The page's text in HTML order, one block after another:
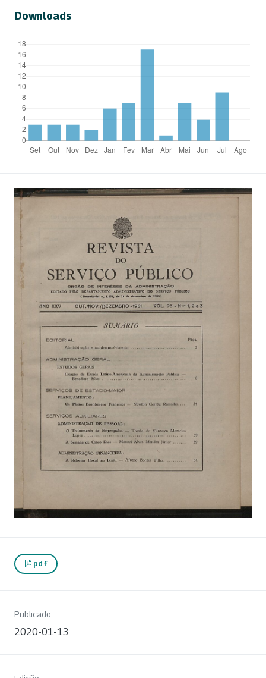
Downloads
pdf
Publicado
2020-01-13